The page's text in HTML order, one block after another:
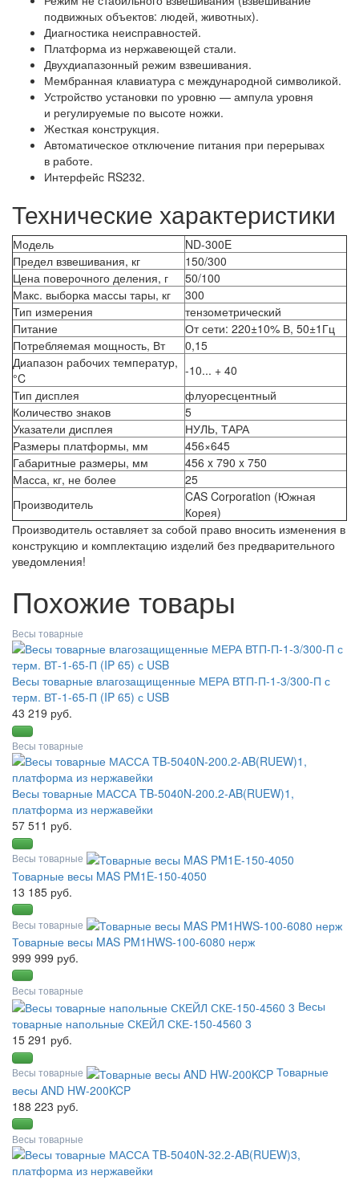
подвижных объектов: людей, животных).
Диагностика неисправностей.
Платформа из нержавеющей стали.
Двухдиапазонный режим взвешивания.
Мембранная клавиатура с международной символикой.
Устройство установки по уровню — ампула уровня
и регулируемые по высоте ножки.
Жесткая конструкция.
Автоматическое отключение питания при перерывах
в работе.
Интерфейс RS232.
Технические характеристики
Модель
ND-300E
Предел взвешивания, кг
150/300
Цена поверочного деления, г
50/100
Макс. выборка массы тары, кг
300
Тип измерения
тензометрический
Питание
От сети: 220±10% В, 50±1Гц
Потребляемая мощность, Вт
0,15
Диапазон рабочих температур,
°C
-10... + 40
Тип дисплея
флуоресцентный
Количество знаков
5
Указатели дисплея
НУЛЬ, ТАРА
Размеры платформы, мм
456×645
Габаритные размеры, мм
456 x 790 x 750
Масса, кг, не более
25
Производитель
CAS Corporation (Южная
Корея)
Производитель оставляет за собой право вносить изменения в
конструкцию и комплектацию изделий без предварительного
уведомления!
Похожие товары
Весы товарные
Весы товарные влагозащищенные МЕРА ВТП-П-1-3/300-П с
терм. ВТ-1-65-П (IP 65) с USB
43 219 руб.
Весы товарные
Весы товарные МАССА TB-5040N-200.2-AB(RUEW)1,
платформа из нержавейки
57 511 руб.
Весы товарные
Товарные весы MAS PM1E-150-4050
13 185 руб.
Весы товарные
Товарные весы MAS PM1HWS-100-6080 нерж
999 999 руб.
Весы товарные
Весы
товарные напольные СКЕЙЛ СКЕ-150-4560 3
15 291 руб.
Весы товарные
Товарные
весы AND HW-200KCP
188 223 руб.
Весы товарные